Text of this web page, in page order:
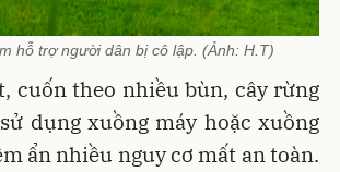
hỗ trợ người dân bị cô lập. (Ảnh: H.T)
cuốn theo nhiều bùn, cây rừng
dụng xuồng máy hoặc xuồng
ẩn nhiều nguy cơ mất an toàn.